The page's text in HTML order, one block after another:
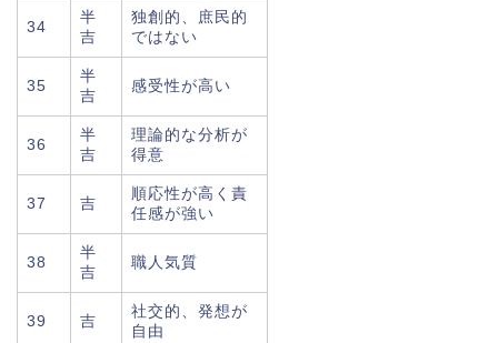
34
半
吉
独創的、庶民的
ではない
35
半
吉
感受性が高い
36
半
吉
理論的な分析が
得意
37 吉
順応性が高く責
任感が強い
38
半
吉
職人気質
39 吉
社交的、発想が
自由